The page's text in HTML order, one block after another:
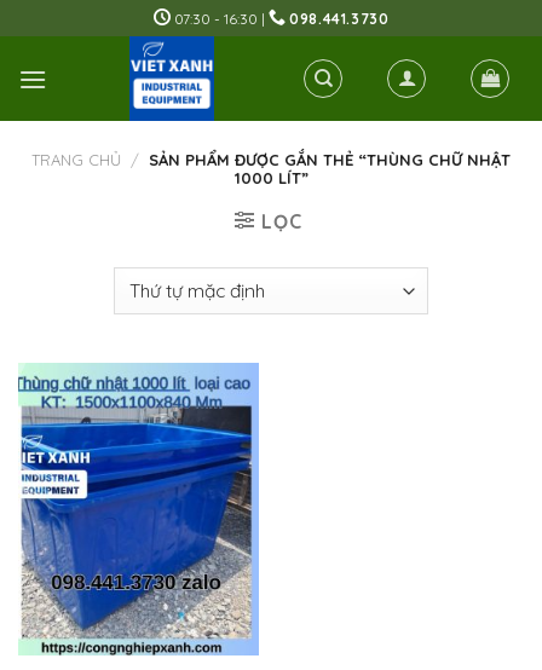
to
content
07:30 - 16:30 | 098.441.3730
TRANG CHỦ / SẢN PHẨM ĐƯỢC GẮN THẺ “THÙNG CHỮ NHẬT
1000 LÍT”
LỌC